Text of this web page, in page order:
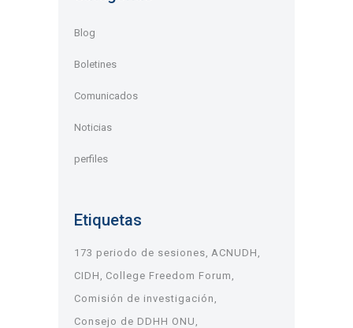
Blog
Boletines
Comunicados
Noticias
perfiles
Etiquetas
173 periodo de sesiones ACNUDH
CIDH
College Freedom Forum
Comisión de investigación
Consejo de DDHH ONU